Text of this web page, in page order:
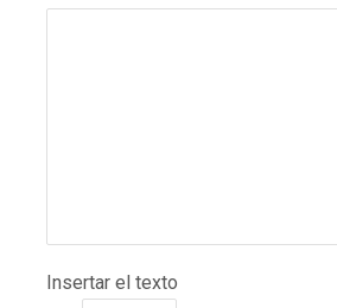
Insertar el texto